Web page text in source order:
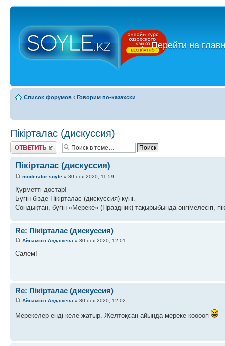
←Перейти на
Список форумов ‹ Говорим по-казахски
Пікірталас (дискуссия)
Ответить
Пікірталас (дискуссия)
moderator soyle » 30 ноя 2020, 11:59
Құрметті достар!
Бүгін бізде Пікірталас (дискуссия) күні.
Сондықтан, бүгін «Мереке» (Праздник) тақырыбында әңгімелесіп,
Re: Пікірталас (дискуссия)
Айнамкөз Алдашева » 30 ноя 2020, 12:01
Салем!
Re: Пікірталас (дискуссия)
Айнамкөз Алдашева » 30 ноя 2020, 12:02
Мерекелер енді келе жатыр. Желтоқсан айында мереке көөөөп